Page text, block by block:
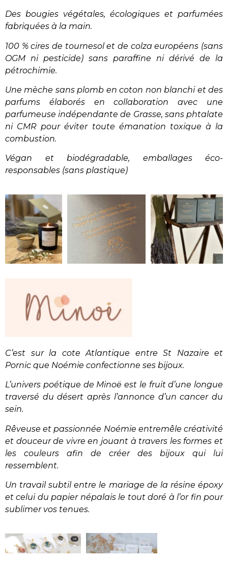
Des bougies végétales, écologiques et parfumées
fabriquées à la main.
100 % cires de tournesol et de colza européens (sans
OGM ni pesticide) sans paraffine ni dérivé de la
pétrochimie.
Une mèche sans plomb en coton non blanchi et des
parfums élaborés en collaboration avec une
parfumeuse indépendante de Grasse, sans phtalate
ni CMR pour éviter toute émanation toxique à la
combustion.
Végan et biodégradable, emballages éco-
responsables (sans plastique)
C’est sur la cote Atlantique entre St Nazaire et
Pornic que Noémie confectionne ses bijoux.
L’univers poétique de Minoë est le fruit d’une longue
traversé du désert après l’annonce d’un cancer du
sein.
Rêveuse et passionnée Noémie entremêle créativité
et douceur de vivre en jouant à travers les formes et
les couleurs afin de créer des bijoux qui lui
ressemblent.
Un travail subtil entre le mariage de la résine époxy
et celui du papier népalais le tout doré à l’or fin pour
sublimer vos tenues.